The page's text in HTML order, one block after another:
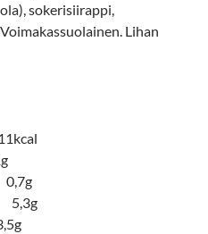
sokerisiirappi,
Lihan
5,3g